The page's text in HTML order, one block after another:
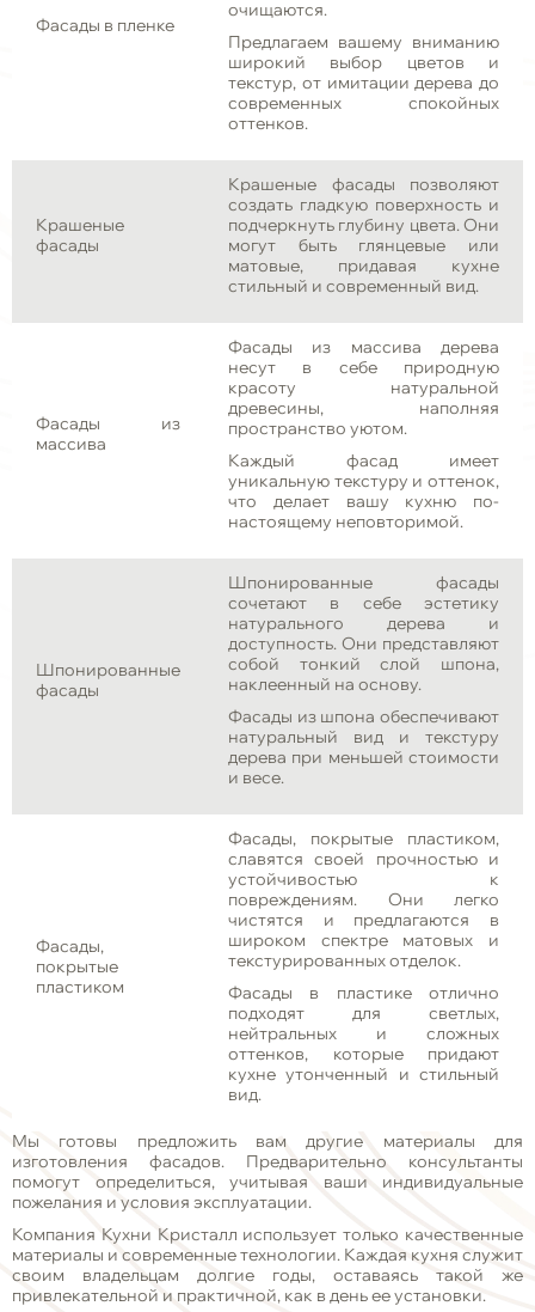
Фасады в пленке
очищаются.
Предлагаем вашему вниманию
широкий выбор цветов и
текстур, от имитации дерева до
современных спокойных
оттенков.
Крашеные
фасады
Крашеные фасады позволяют
создать гладкую поверхность и
подчеркнуть глубину цвета. Они
могут быть глянцевые или
матовые, придавая кухне
стильный и современный вид.
Фасады из
массива
Фасады из массива дерева
несут в себе природную
красоту натуральной
древесины, наполняя
пространство уютом.
Каждый фасад имеет
уникальную текстуру и оттенок,
что делает вашу кухню по-
настоящему неповторимой.
Шпонированные
фасады
Шпонированные фасады
сочетают в себе эстетику
натурального дерева и
доступность. Они представляют
собой тонкий слой шпона,
наклеенный на основу.
Фасады из шпона обеспечивают
натуральный вид и текстуру
дерева при меньшей стоимости
и весе.
Фасады,
покрытые
пластиком
Фасады, покрытые пластиком,
славятся своей прочностью и
устойчивостью к
повреждениям. Они легко
чистятся и предлагаются в
широком спектре матовых и
текстурированных отделок.
Фасады в пластике отлично
подходят для светлых,
нейтральных и сложных
оттенков, которые придают
кухне утонченный и стильный
вид.
Мы готовы предложить вам другие материалы для
изготовления фасадов. Предварительно консультанты
помогут определиться, учитывая ваши индивидуальные
пожелания и условия эксплуатации.
Компания Кухни Кристалл использует только качественные
материалы и современные технологии. Каждая кухня служит
своим владельцам долгие годы, оставаясь такой же
привлекательной и практичной, как в день ее установки.